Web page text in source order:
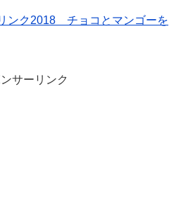
ンク2018 チョコとマンゴーを
サーリンク